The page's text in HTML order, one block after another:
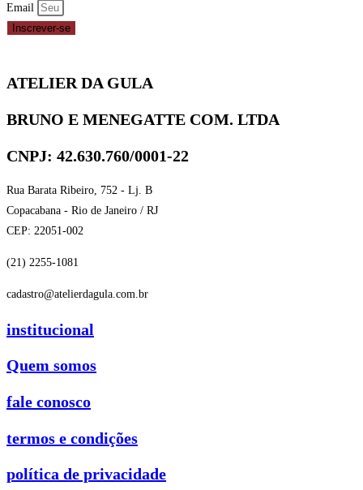
Email
Inscrever-se
ATELIER DA GULA
BRUNO E MENEGATTE COM. LTDA
CNPJ: 42.630.760/0001-22
Rua Barata Ribeiro, 752 - Lj. B
Copacabana - Rio de Janeiro / RJ
CEP: 22051-002
(21) 2255-1081
cadastro@atelierdagula.com.br
institucional
Quem somos
fale conosco
termos e condições
política de privacidade